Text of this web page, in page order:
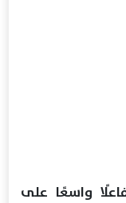
واسعًا على